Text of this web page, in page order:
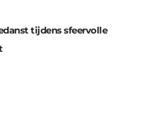
tijdens sfeervolle